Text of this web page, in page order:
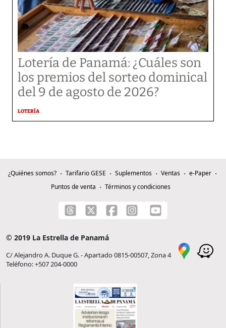
Lotería de Panamá: ¿Cuáles son
los premios del sorteo dominical
del 9 de agosto de 2026?
LOTERÍA
¿Quiénes somos? Tarifario GESE Suplementos Ventas
e-Paper
Puntos de venta
Términos y condiciones
© 2019 La Estrella de Panamá
C/ Alejandro A. Duque G. - Apartado 0815-00507, Zona 4
Teléfono: +507 204-0000